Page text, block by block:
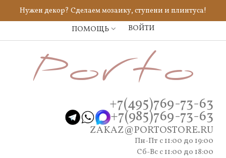
Ничего непонятно? Мы всегда готовы помочь,
напишите нам!
ПОМОЩЬ ВОЙТИ
+7(495)769-73-63
+7(985)769-73-63
ZAKAZ@PORTOSTORE.RU
Пн-Пт c 11:00 до 19:00
Сб-Вс с 11:00 до 18:00